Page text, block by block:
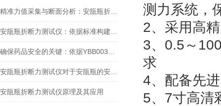
安瓿瓶折断力测试仪原理及其应用
测力系统，
2、采用高
3、0.5～
求
4、配备先
5、7寸高清